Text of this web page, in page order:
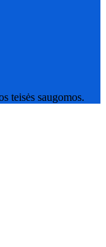
teisės saugomos.